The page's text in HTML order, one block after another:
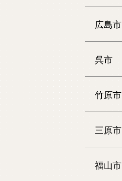
広島市
呉市
竹原市
三原市
福山市